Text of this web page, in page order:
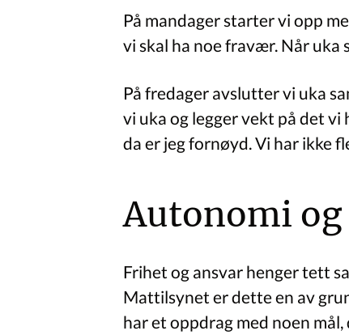
På mandager starter vi opp
vi skal ha noe fravær. Når uka
På fredager avslutter vi uka
vi uka og legger vekt på det vi
da er jeg fornøyd. Vi har ikke
Autonomi
Frihet og ansvar henger tett
Mattilsynet er dette en av
har et oppdrag med noen